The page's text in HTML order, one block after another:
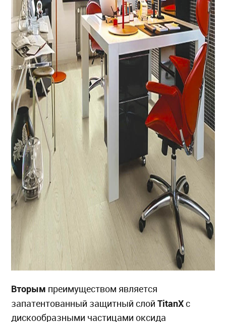
Вторым преимуществом является
запатентованный защитный слойTitanXс
дискообразными частицами оксида